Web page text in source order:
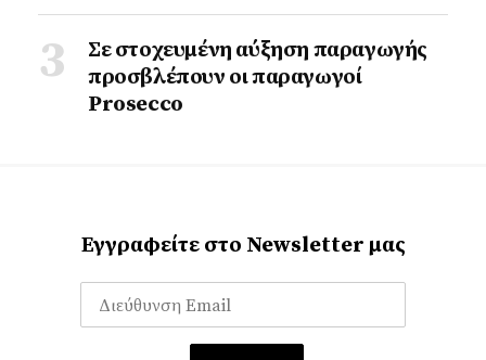
Σε στοχευμένη αύξηση παραγωγής
προσβλέπουν οι παραγωγοί
Prosecco
Εγγραφείτε στο Newsletter μας